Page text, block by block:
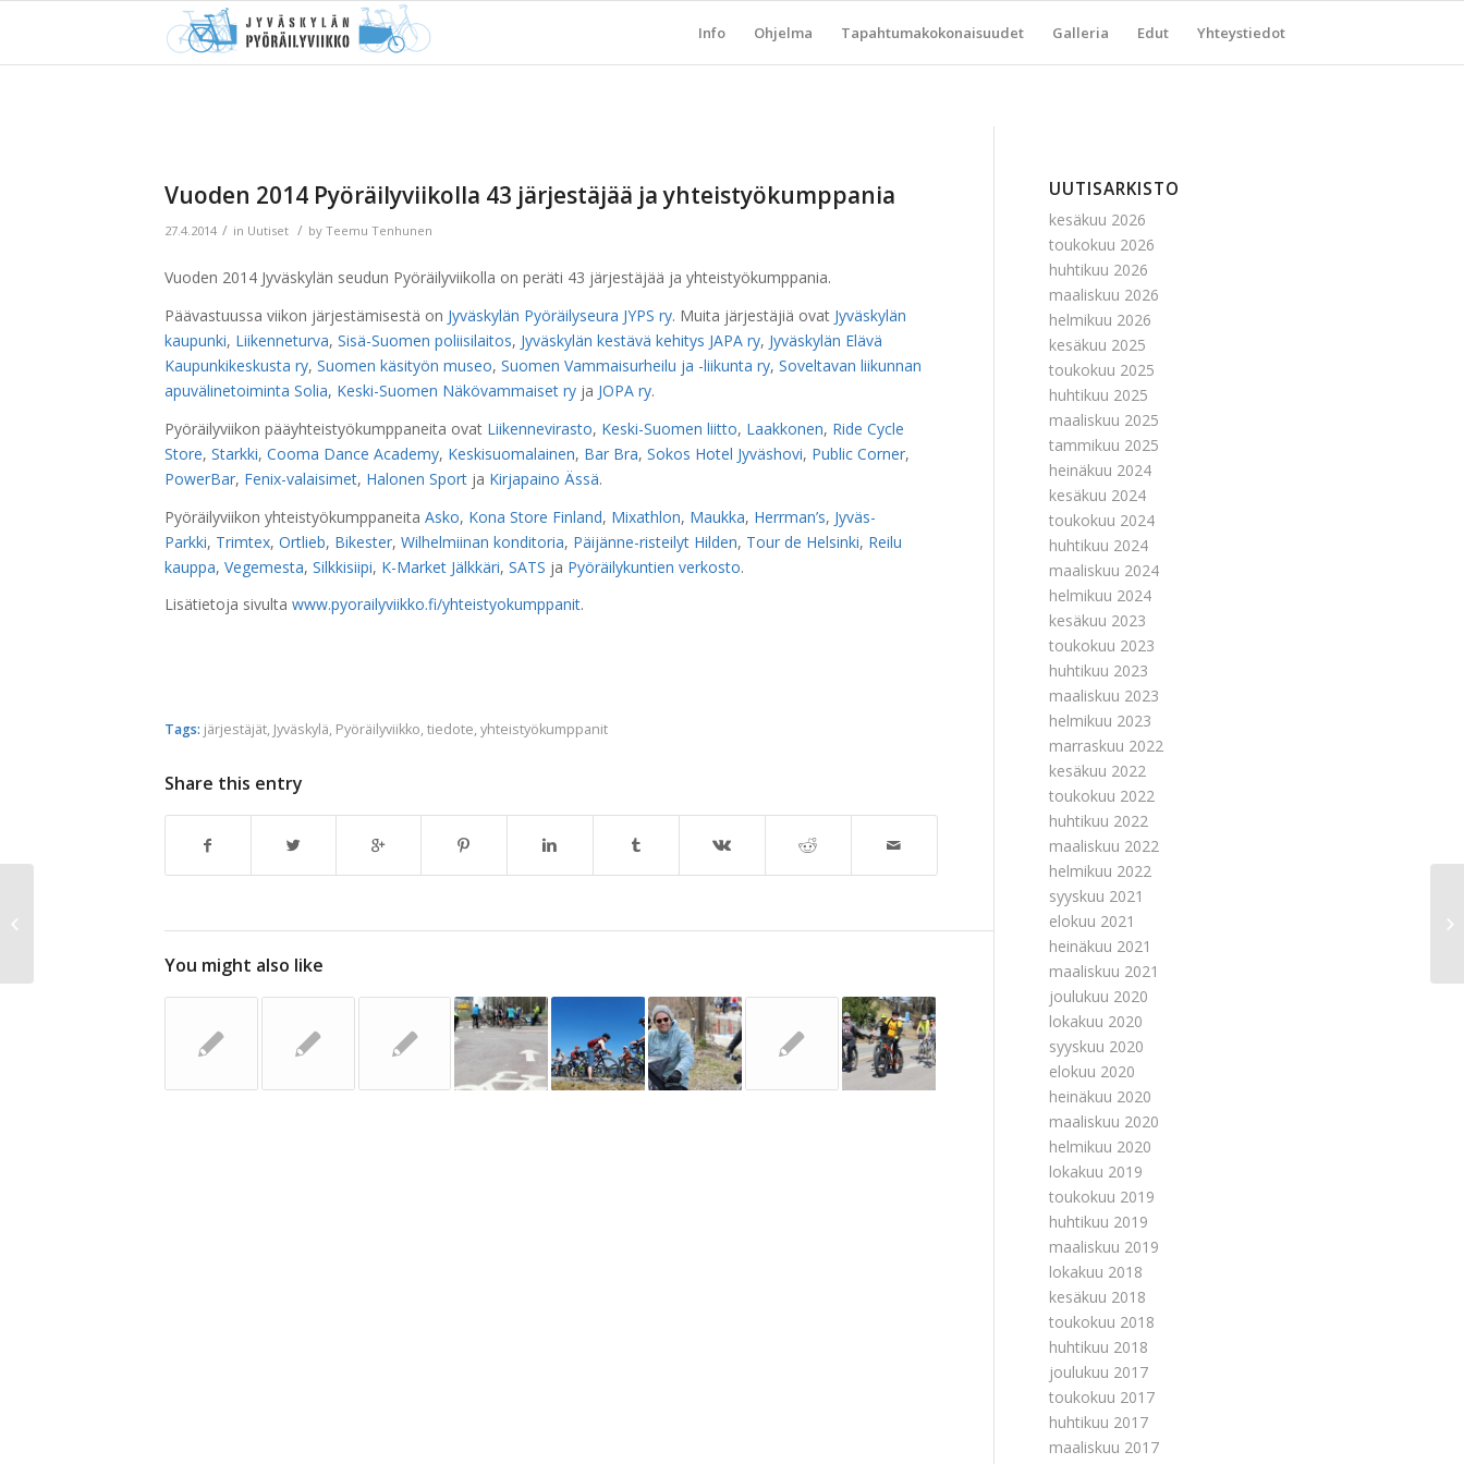
Info Ohjelma Tapahtumakokonaisuudet Galleria Edut Yhteystiedot
Vuoden 2014 Pyöräilyviikolla 43 järjestäjää ja yhteistyökumppania
27.4.2014 / in Uutiset / by Teemu Tenhunen
Vuoden 2014 Jyväskylän seudun Pyöräilyviikolla on peräti 43 järjestäjää ja yhteistyökumppania.
Päävastuussa viikon järjestämisestä on Jyväskylän Pyöräilyseura JYPS ry. Muita järjestäjiä ovat Jyväskylän
kaupunki, Liikenneturva, Sisä-Suomen poliisilaitos, Jyväskylän kestävä kehitys JAPA ry, Jyväskylän Elävä
Kaupunkikeskusta ry, Suomen käsityön museo, Suomen Vammaisurheilu ja -liikunta ry, Soveltavan liikunnan
apuvälinetoiminta Solia, Keski-Suomen Näkövammaiset ryja JOPA ry.
Pyöräilyviikon pääyhteistyökumppaneita ovat Liikennevirasto, Keski-Suomen liitto, Laakkonen, Ride Cycle
Store, Starkki, Cooma Dance Academy, Keskisuomalainen, Bar Bra, Sokos Hotel Jyväshovi, Public Corner,
PowerBar, Fenix-valaisimet, Halonen Sportja Kirjapaino Ässä.
Pyöräilyviikon yhteistyökumppaneita Asko, Kona Store Finland, Mixathlon, Maukka, Herrman’s, Jyväs-
Parkki, Trimtex, Ortlieb, Bikester, Wilhelmiinan konditoria, Päijänne-risteilyt Hilden, Tour de Helsinki, Reilu
kauppa, Vegemesta, Silkkisiipi, K-Market Jälkkäri, SATS ja Pyöräilykuntien verkosto.
Lisätietoja sivulta www.pyorailyviikko.fi/yhteistyokumppanit.
Tags: järjestäjät, Jyväskylä, Pyöräilyviikko, tiedote, yhteistyökumppanit
Share this entry
You might also like
UUTISARKISTO
kesäkuu 2026
toukokuu 2026
huhtikuu 2026
maaliskuu 2026
helmikuu 2026
kesäkuu 2025
toukokuu 2025
huhtikuu 2025
maaliskuu 2025
tammikuu 2025
heinäkuu 2024
kesäkuu 2024
toukokuu 2024
huhtikuu 2024
maaliskuu 2024
helmikuu 2024
kesäkuu 2023
toukokuu 2023
huhtikuu 2023
maaliskuu 2023
helmikuu 2023
marraskuu 2022
kesäkuu 2022
toukokuu 2022
huhtikuu 2022
maaliskuu 2022
helmikuu 2022
syyskuu 2021
elokuu 2021
heinäkuu 2021
maaliskuu 2021
joulukuu 2020
lokakuu 2020
syyskuu 2020
elokuu 2020
heinäkuu 2020
maaliskuu 2020
helmikuu 2020
lokakuu 2019
toukokuu 2019
huhtikuu 2019
maaliskuu 2019
lokakuu 2018
kesäkuu 2018
toukokuu 2018
huhtikuu 2018
joulukuu 2017
toukokuu 2017
huhtikuu 2017
maaliskuu 2017